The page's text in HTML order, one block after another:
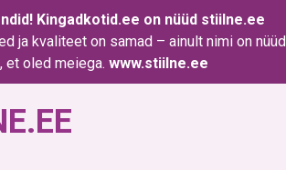
Kingadkotid.ee on nüüd stiilne.ee
ja kvaliteet on samad – ainult nimi on
et oled meiega. www.stiilne.ee